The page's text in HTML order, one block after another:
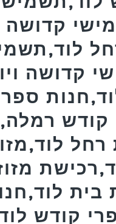
קדושה
קדושה
בית
קודש